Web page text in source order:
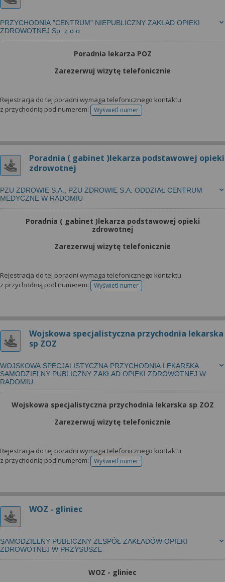
PRZYCHODNIA "CENTRUM" NIEPUBLICZNY ZAKŁAD OPIEKI
ZDROWOTNEJ Sp. z o.o.
Poradnia lekarza POZ
Zarezerwuj wizytę telefonicznie
Rejestracja do tej poradni wymaga telefonicznego kontaktu
z przychodnią pod numerem:
Wyświetl numertelefonu do rejestracji
Poradnia ( gabinet )lekarza podstawowej opieki
zdrowotnej
PZU ZDROWIE S.A., PZU ZDROWIE S.A. ODDZIAŁ CENTRUM
MEDYCZNE W RADOMIU
Poradnia ( gabinet )lekarza podstawowej opieki
zdrowotnej
Zarezerwuj wizytę telefonicznie
Rejestracja do tej poradni wymaga telefonicznego kontaktu
z przychodnią pod numerem:
Wyświetl numertelefonu do rejestracji
Wojskowa specjalistyczna przychodnia lekarska
sp ZOZ
WOJSKOWA SPECJALISTYCZNA PRZYCHODNIA LEKARSKA
SAMODZIELNY PUBLICZNY ZAKŁAD OPIEKI ZDROWOTNEJ W
RADOMIU
Wojskowa specjalistyczna przychodnia lekarska sp ZOZ
Zarezerwuj wizytę telefonicznie
Rejestracja do tej poradni wymaga telefonicznego kontaktu
z przychodnią pod numerem:
Wyświetl numertelefonu do rejestracji
WOZ - gliniec
SAMODZIELNY PUBLICZNY ZESPÓŁ ZAKŁADÓW OPIEKI
ZDROWOTNEJ W PRZYSUSZE
WOZ - gliniec